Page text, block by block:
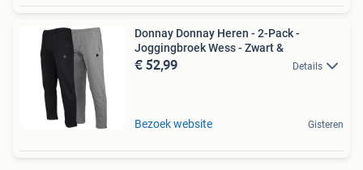
Donnay Donnay Heren - 2-Pack -
Joggingbroek Wess - Zwart &
€ 52,99 Details
Bezoek website Gisteren